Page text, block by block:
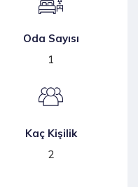
Oda Sayısı
1
Kaç Kişilik
2